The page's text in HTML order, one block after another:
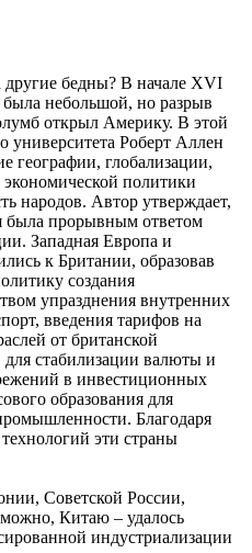
бедны? В начале XVI
была небольшой, но разрыв
открыл Америку. В этой
университета Роберт Аллен
географии, глобализации,
политики
народов. Автор утверждает,
прорывным ответом
Западная Европа и
к Британии, образовав
создания
упразднения внутренних
введения тарифов на
от британской
стабилизации валюты и
в инвестиционных
образования для
Благодаря
эти страны
Советской России,
Китаю – удалось
индустриализации